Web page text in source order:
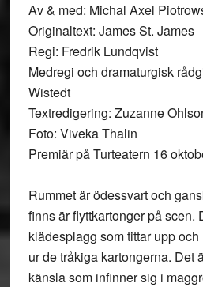
Av & med: Michal Axel
Originaltext: James St. James
Regi: Fredrik Lundqvist
Medregi och dramaturgisk
Wistedt
Textredigering: Zuzanne
Foto: Viveka Thalin
Premiär på Turteatern 16
Rummet är ödessvart och
finns är flyttkartonger på scen.
klädesplagg som tittar upp
ur de tråkiga kartongerna. Det
känsla som infinner sig i